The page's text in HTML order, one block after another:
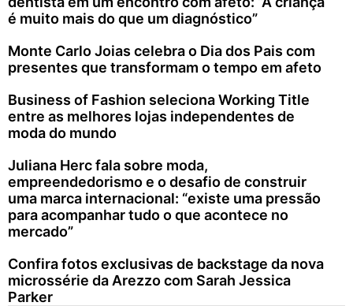
é muito mais do que um diagnóstico”
Monte Carlo Joias celebra o Dia dos Pais com
presentes que transformam o tempo em afeto
Business of Fashion seleciona Working Title
entre as melhores lojas independentes de
moda do mundo
Juliana Herc fala sobre moda,
empreendedorismo e o desafio de construir
uma marca internacional: “existe uma pressão
para acompanhar tudo o que acontece no
mercado”
Confira fotos exclusivas de backstage da nova
microssérie da Arezzo com Sarah Jessica
Parker